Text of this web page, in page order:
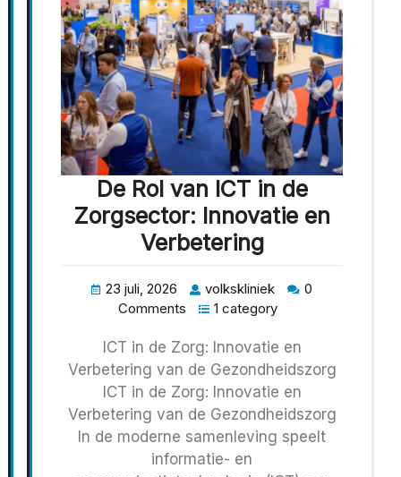
De Rol van ICT in de
Zorgsector: Innovatie en
Verbetering
23 juli, 2026 volkskliniek
0
Comments
1 category
ICT in de Zorg: Innovatie en
Verbetering van de Gezondheidszorg
ICT in de Zorg: Innovatie en
Verbetering van de Gezondheidszorg
In de moderne samenleving speelt
informatie- en